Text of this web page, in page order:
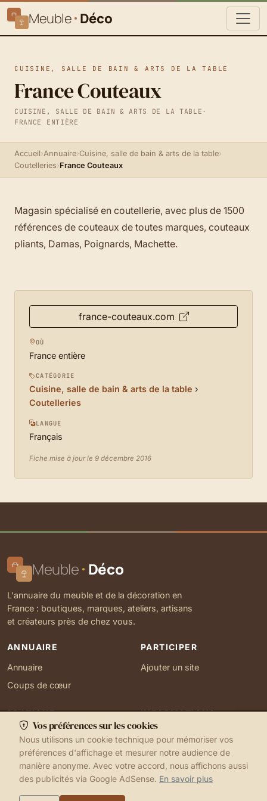
Meuble Déco
CUISINE, SALLE DE BAIN & ARTS DE LA TABLE
France Couteaux
CUISINE, SALLE DE BAIN & ARTS DE LA TABLE ·
FRANCE ENTIÈRE
Accueil›Annuaire›Cuisine, salle de bain & arts de la table›
Coutelleries›France Couteaux
Magasin spécialisé en coutellerie, avec plus de 1500
références de couteaux de toutes marques, couteaux
pliants, Damas, Poignards, Machette.
france-couteaux.com
OÙ
France entière
CATÉGORIE
Cuisine, salle de bain & arts de la table ›
Coutelleries
LANGUE
Français
Fiche mise à jour le 9 décembre 2016
Meuble Déco
L'annuaire du meuble et de la décoration en
France : boutiques, marques, ateliers, artisans
et créateurs près de chez vous.
ANNUAIRE
Annuaire
Coups de cœur
PARTICIPER
Ajouter un site
PRATIQUE
Ma localisation
Gérer mes cookies
INFORMATIONS
Contact
Vos préférences sur les cookies
Nous utilisons un cookie technique pour mémoriser vos
préférences d'affichage et mesurer notre audience de
manière anonyme. Avec votre accord, nous affichons aussi
des publicités via Google AdSense. En savoir plus